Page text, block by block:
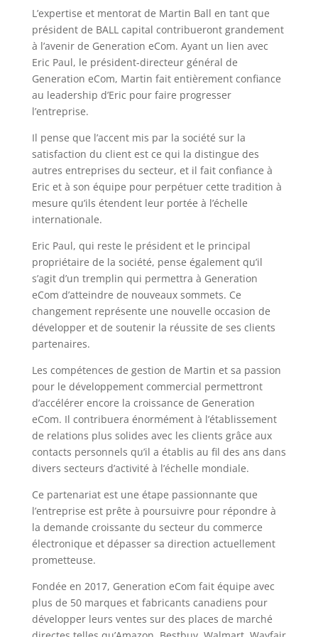
L’expertise et mentorat de Martin Ball en tant que
président de BALL capital contribueront grandement
à l’avenir de Generation eCom. Ayant un lien avec
Eric Paul, le président-directeur général de
Generation eCom, Martin fait entièrement confiance
au leadership d’Eric pour faire progresser
l’entreprise.
Il pense que l’accent mis par la société sur la
satisfaction du client est ce qui la distingue des
autres entreprises du secteur, et il fait confiance à
Eric et à son équipe pour perpétuer cette tradition à
mesure qu’ils étendent leur portée à l’échelle
internationale.
Eric Paul, qui reste le président et le principal
propriétaire de la société, pense également qu’il
s’agit d’un tremplin qui permettra à Generation
eCom d’atteindre de nouveaux sommets. Ce
changement représente une nouvelle occasion de
développer et de soutenir la réussite de ses clients
partenaires.
Les compétences de gestion de Martin et sa passion
pour le développement commercial permettront
d’accélérer encore la croissance de Generation
eCom. Il contribuera énormément à l’établissement
de relations plus solides avec les clients grâce aux
contacts personnels qu’il a établis au fil des ans dans
divers secteurs d’activité à l’échelle mondiale.
Ce partenariat est une étape passionnante que
l’entreprise est prête à poursuivre pour répondre à
la demande croissante du secteur du commerce
électronique et dépasser sa direction actuellement
prometteuse.
Fondée en 2017, Generation eCom fait équipe avec
plus de 50 marques et fabricants canadiens pour
développer leurs ventes sur des places de marché